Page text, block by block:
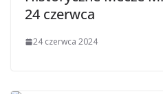
24 czerwca
24 czerwca 2024